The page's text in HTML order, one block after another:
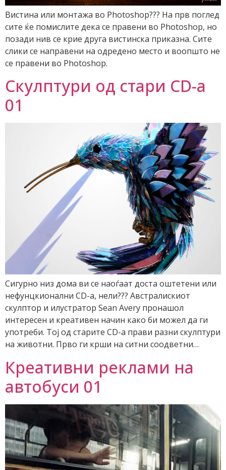
Вистина или монтажа во Photoshop??? На прв поглед
сите ќе помислите дека се правени во Photoshop, но
позади нив се крие друга вистинска приказна. Сите
слики се направени на одредено место и воопшто не
се правени во Photoshop.
Скулптури од стари CD-а
01
Сигурно низ дома ви се наоѓаат доста оштетени или
нефунцкионални CD-a, нели??? Австралискиот
скулптор и илустратор Sean Avery пронашол
интересен и креативен начин како би можел да ги
употреби. Тој од старите CD-a прави разни скулптури
на животни. Прво ги крши на ситни соодветни…
Креативни реклами на
автобуси 01